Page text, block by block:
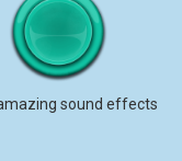
sound effects